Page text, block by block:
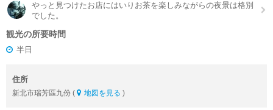
やっと見つけたお店にはいりお茶を楽しみながらの夜景は格別
でした。
観光の所要時間
半日
住所
新北市瑞芳區九份 ( 地図を見る )